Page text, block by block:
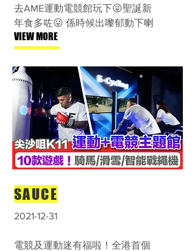
去AME運動電競館玩下😜聖誕新
年食多咗😛 係時候出嚟郁動下喇
VIEW MORE
SAUCE
2021-12-31
電競及運動迷有福啦！全港首個